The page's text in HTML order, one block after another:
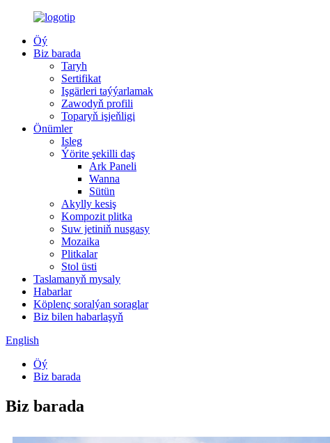
Öý
Biz barada
Taryh
Sertifikat
Işgärleri taýýarlamak
Zawodyň profili
Toparyň işjeňligi
Önümler
Isleg
Ýörite şekilli daş
Ark Paneli
Wanna
Sütün
Akylly kesiş
Kompozit plitka
Suw jetiniň nusgasy
Mozaika
Plitkalar
Stol üsti
Taslamanyň mysaly
Habarlar
Köplenç soralýan soraglar
Biz bilen habarlaşyň
English
Öý
Biz barada
Biz barada